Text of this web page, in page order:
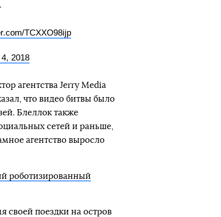
TCXXO98ijp
2018
агентства Jerry Media
что видео битвы было
Блеллок также
сетей и раньше,
агентство выросло
роботизированный
поездки на остров